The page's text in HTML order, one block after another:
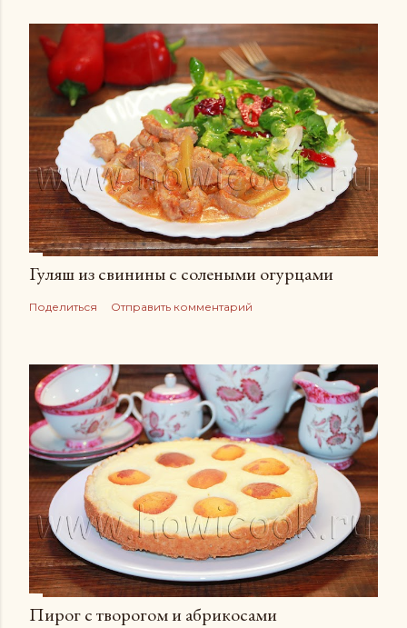
Гуляш из свинины с солеными огурцами
Поделиться Отправить комментарий
Пирог с творогом и абрикосами